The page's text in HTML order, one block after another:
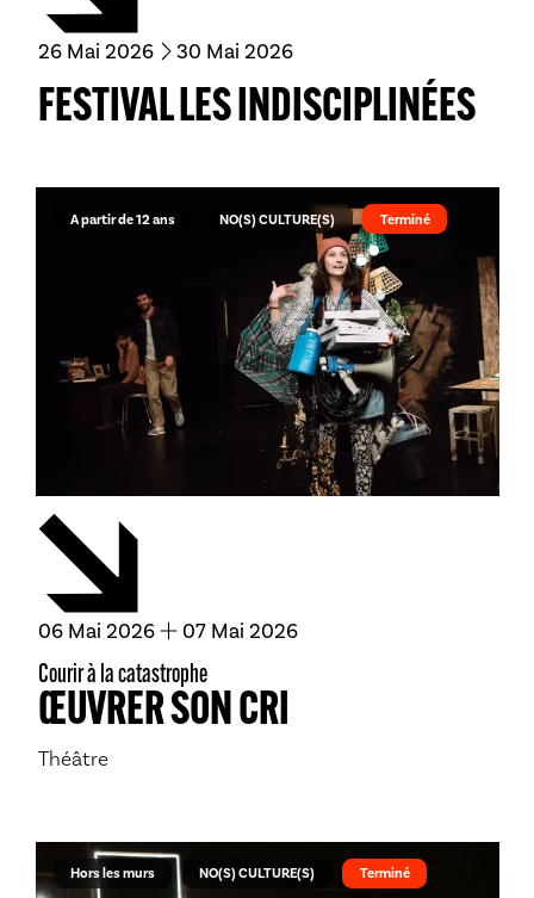
FESTIVAL LES INDISCIPLINÉES
du
26 mai
Mai 2026 au
30 mai
Mai 2026
Courir à la catastrophe
ŒUVRER SON CRI
Théâtre
du
06 mai
Mai 2026 au
07 mai
Mai 2026
A partir de 12 ans NO(S) CULTURE(S) Terminé
Hors les murs NO(S) CULTURE(S) Terminé